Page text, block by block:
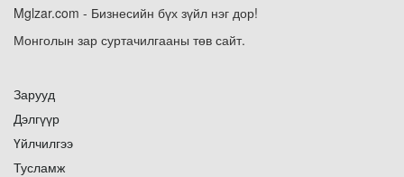
Mglzar.com - Бизнесийн бүх зүйл нэг дор!
Монголын зар суртачилгааны төв сайт.
Зарууд
Дэлгүүр
Үйлчилгээ
Тусламж